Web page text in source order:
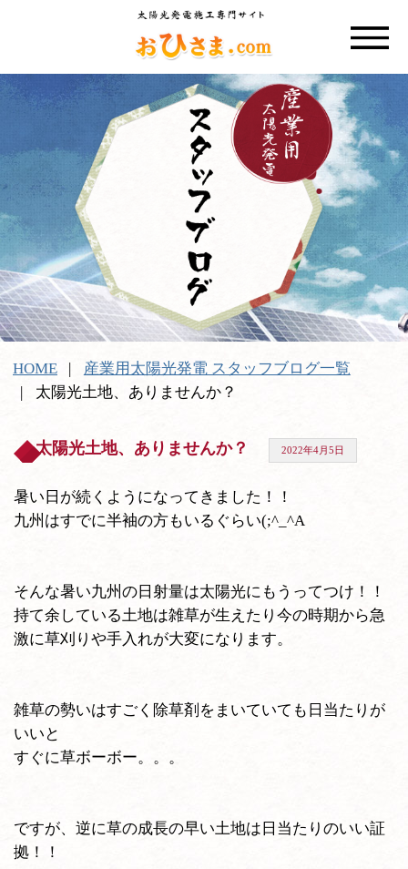
HOME
産業用太陽光発電 スタッフブログ一覧
太陽光土地、ありませんか？
太陽光土地、ありませんか？ 2022年4月5日
暑い日が続くようになってきました！！
九州はすでに半袖の方もいるぐらい(;^_^A
そんな暑い九州の日射量は太陽光にもうってつけ！！
持て余している土地は雑草が生えたり今の時期から急
激に草刈りや手入れが大変になります。
雑草の勢いはすごく除草剤をまいていても日当たりが
いいと
すぐに草ボーボー。。。
ですが、逆に草の成長の早い土地は日当たりのいい証
拠！！